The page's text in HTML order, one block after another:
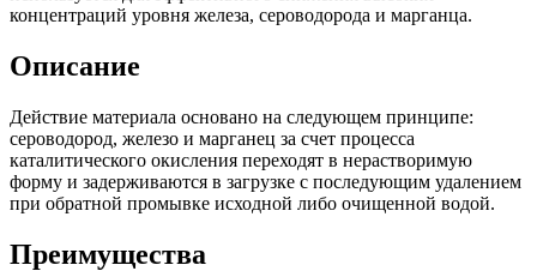
концентраций уровня железа, сероводорода и марганца.
Описание
Действие материала основано на следующем принципе:
сероводород, железо и марганец за счет процесса
каталитического окисления переходят в нерастворимую
форму и задерживаются в загрузке с последующим удалением
при обратной промывке исходной либо очищенной водой.
Преимущества